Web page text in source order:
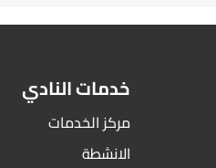
خدمات النادي
مركز الخدمات
الانشطة